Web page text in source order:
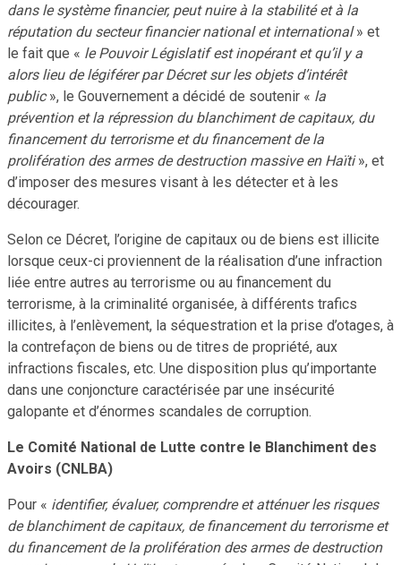
dans le système financier, peut nuire à la stabilité et à la
réputation du secteur financier national et international» et
le fait que « le Pouvoir Législatif est inopérant et qu’il y a
alors lieu de légiférer par Décret sur les objets d’intérêt
public», le Gouvernement a décidé de soutenir « la
prévention et la répression du blanchiment de capitaux, du
financement du terrorisme et du financement de la
prolifération des armes de destruction massive en Haïti», et
d’imposer des mesures visant à les détecter et à les
décourager.
Selon ce Décret, l’origine de capitaux ou de biens est illicite
lorsque ceux-ci proviennent de la réalisation d’une infraction
liée entre autres au terrorisme ou au financement du
terrorisme, à la criminalité organisée, à différents trafics
illicites, à l’enlèvement, la séquestration et la prise d’otages, à
la contrefaçon de biens ou de titres de propriété, aux
infractions fiscales, etc. Une disposition plus qu’importante
dans une conjoncture caractérisée par une insécurité
galopante et d’énormes scandales de corruption.
Le Comité National de Lutte contre le Blanchiment des
Avoirs (CNLBA)
Pour « identifier, évaluer, comprendre et atténuer les risques
de blanchiment de capitaux, de financement du terrorisme et
du financement de la prolifération des armes de destruction